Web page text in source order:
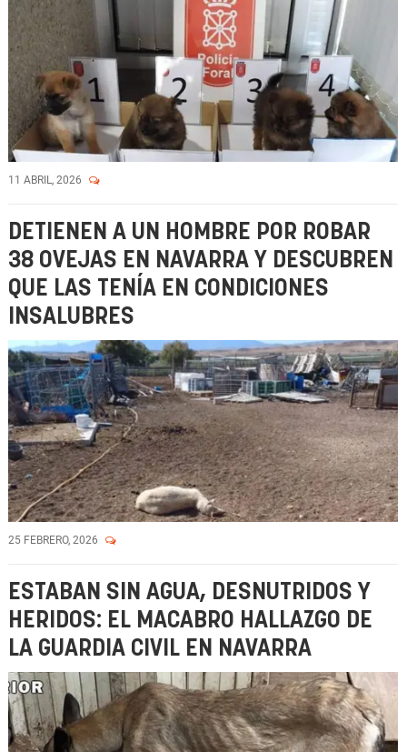
11 ABRIL, 2026
DETIENEN A UN HOMBRE POR ROBAR
38 OVEJAS EN NAVARRA Y DESCUBREN
QUE LAS TENÍA EN CONDICIONES
INSALUBRES
25 FEBRERO, 2026
ESTABAN SIN AGUA, DESNUTRIDOS Y
HERIDOS: EL MACABRO HALLAZGO DE
LA GUARDIA CIVIL EN NAVARRA